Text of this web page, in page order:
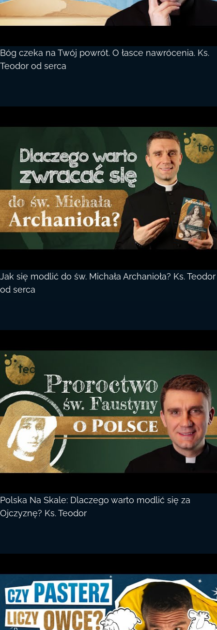
Bóg czeka na Twój powrót. O łasce nawrócenia. Ks.
Teodor od serca
Jak się modlić do św. Michała Archanioła? Ks. Teodor
od serca
Polska Na Skale: Dlaczego warto modlić się za
Ojczyznę? Ks. Teodor